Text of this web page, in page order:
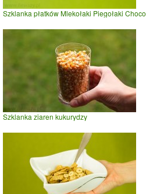
Szklanka płatków Mlekołaki Piegołaki Choco
Szklanka ziaren kukurydzy